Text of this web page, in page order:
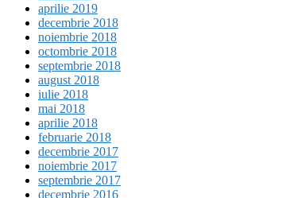
aprilie 2019
decembrie 2018
noiembrie 2018
octombrie 2018
septembrie 2018
august 2018
iulie 2018
mai 2018
aprilie 2018
februarie 2018
decembrie 2017
noiembrie 2017
septembrie 2017
decembrie 2016